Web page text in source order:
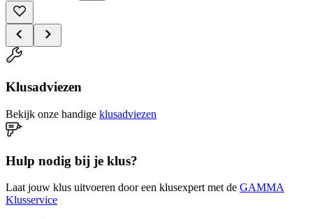
Klusadviezen
Bekijk onze handige klusadviezen
Hulp nodig bij je klus?
Laat jouw klus uitvoeren door een klusexpert met de GAMMA
Klusservice